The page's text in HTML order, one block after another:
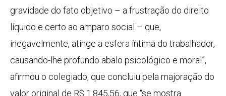
gravidade do fato objetivo – a frustração do direito
líquido e certo ao amparo social – que,
inegavelmente, atinge a esfera íntima do trabalhador,
causando-lhe profundo abalo psicológico e moral”,
afirmou o colegiado, que concluiu pela majoração do
valor original de R$ 1.845,56, que “se mostra